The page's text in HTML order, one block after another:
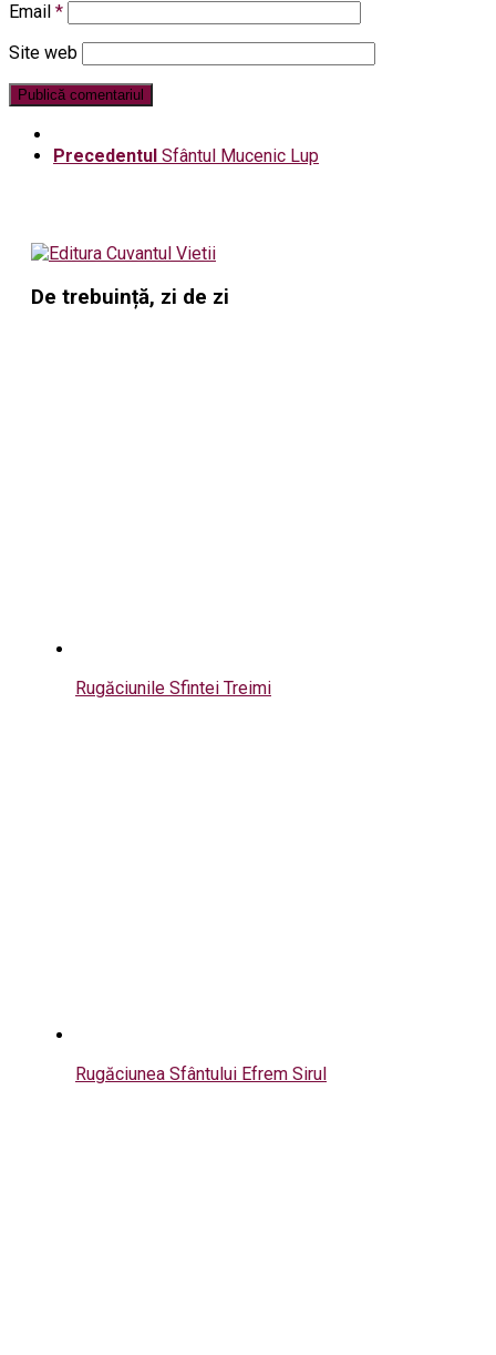
Email *
Site web
Precedentul Sfântul Mucenic Lup
De trebuință, zi de zi
Rugăciunile Sfintei Treimi
Rugăciunea Sfântului Efrem Sirul